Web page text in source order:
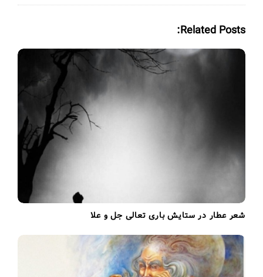
Related Posts:
شعر عطار در ستایش باری تعالی جل و علا